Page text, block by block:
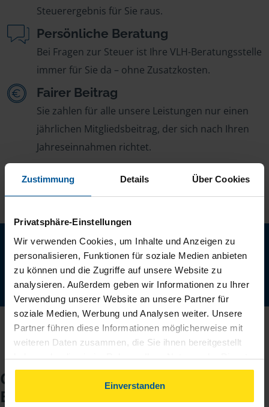
Zustimmung Details Über Cookies
Privatsphäre-Einstellungen
Wir verwenden Cookies, um Inhalte und Anzeigen zu
personalisieren, Funktionen für soziale Medien anbieten
zu können und die Zugriffe auf unsere Website zu
analysieren. Außerdem geben wir Informationen zu Ihrer
Verwendung unserer Website an unsere Partner für
soziale Medien, Werbung und Analysen weiter. Unsere
Partner führen diese Informationen möglicherweise mit
weiteren Daten zusammen, die Sie ihnen bereitgestellt
haben oder die sie im Rahmen Ihrer Nutzung der Dienste
gesammelt haben. Indem Sie auf Einverstanden klicken,
können Sie der Verwendung von Cookies, gemäß
unserer➔ Datenschutzrichtliniezustimmen.
Einverstanden
Steuerergebnis für Sie raus.
Persönliche Beratung
Bei Fragen zur Steuer ist Ihre VLH-Beratungsstelle
immer für Sie da – ohne Zusatzkosten.
Fairer Beitrag
Sie zahlen für alle unsere Leistungen nur einen
jährlichen Mitgliedsbeitrag, der sich nach Ihren
Jahreseinnahmen richtet.
Neu: Jetzt auch digital Mitglied werden!
Schnell, einfach und komplett online - ohne Termin.
Jetzt digital starten
Checkliste für Ihr
Beratungsgespräch